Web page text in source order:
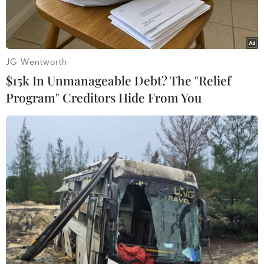
Thủ tướng Hungary Viktor Orban phát biểu họp báo tại
Budapest ngày 23/2/2024. (Ảnh: AFP/TTXVN)
Ngày 3/3, Thủ tướng Hungary Viktor Orban
thông báo ông sẽ đưa ra tuyên bố tại hội nghị
thượng đỉnh Liên minh châu Âu (EU) ở Brussels
JG Wentworth
$15k In Unmanageable Debt? The "Relief
Program" Creditors Hide From You